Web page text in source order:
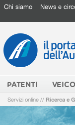
Chi siamo News e
PATENTI
Servizi online // Ricerca e